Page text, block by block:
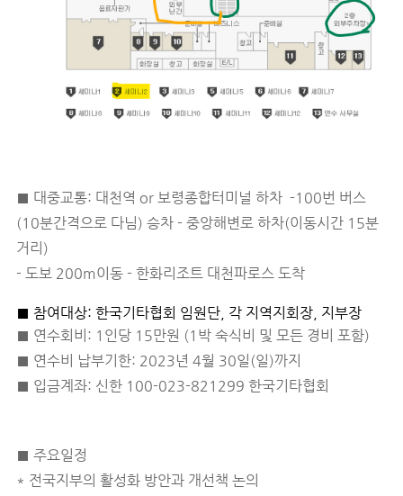
■ 대중교통: 대천역 or 보령종합터미널 하차 -100번 버스
(10분간격으로 다님) 승차 - 중앙해변로 하차(이동시간 15분
거리)
- 도보 200m이동 - 한화리조트 대천파로스 도착
■ 참여대상: 한국기타협회 임원단, 각 지역지회장, 지부장
■ 연수회비: 1인당 15만원 (1박 숙식비 및 모든 경비 포함)
■ 연수비 납부기한: 2023년 4월 30일(일)까지
■ 입금계좌: 신한 100-023-821299 한국기타협회
■ 주요일정
* 전국지부의 활성화 방안과 개선책 논의